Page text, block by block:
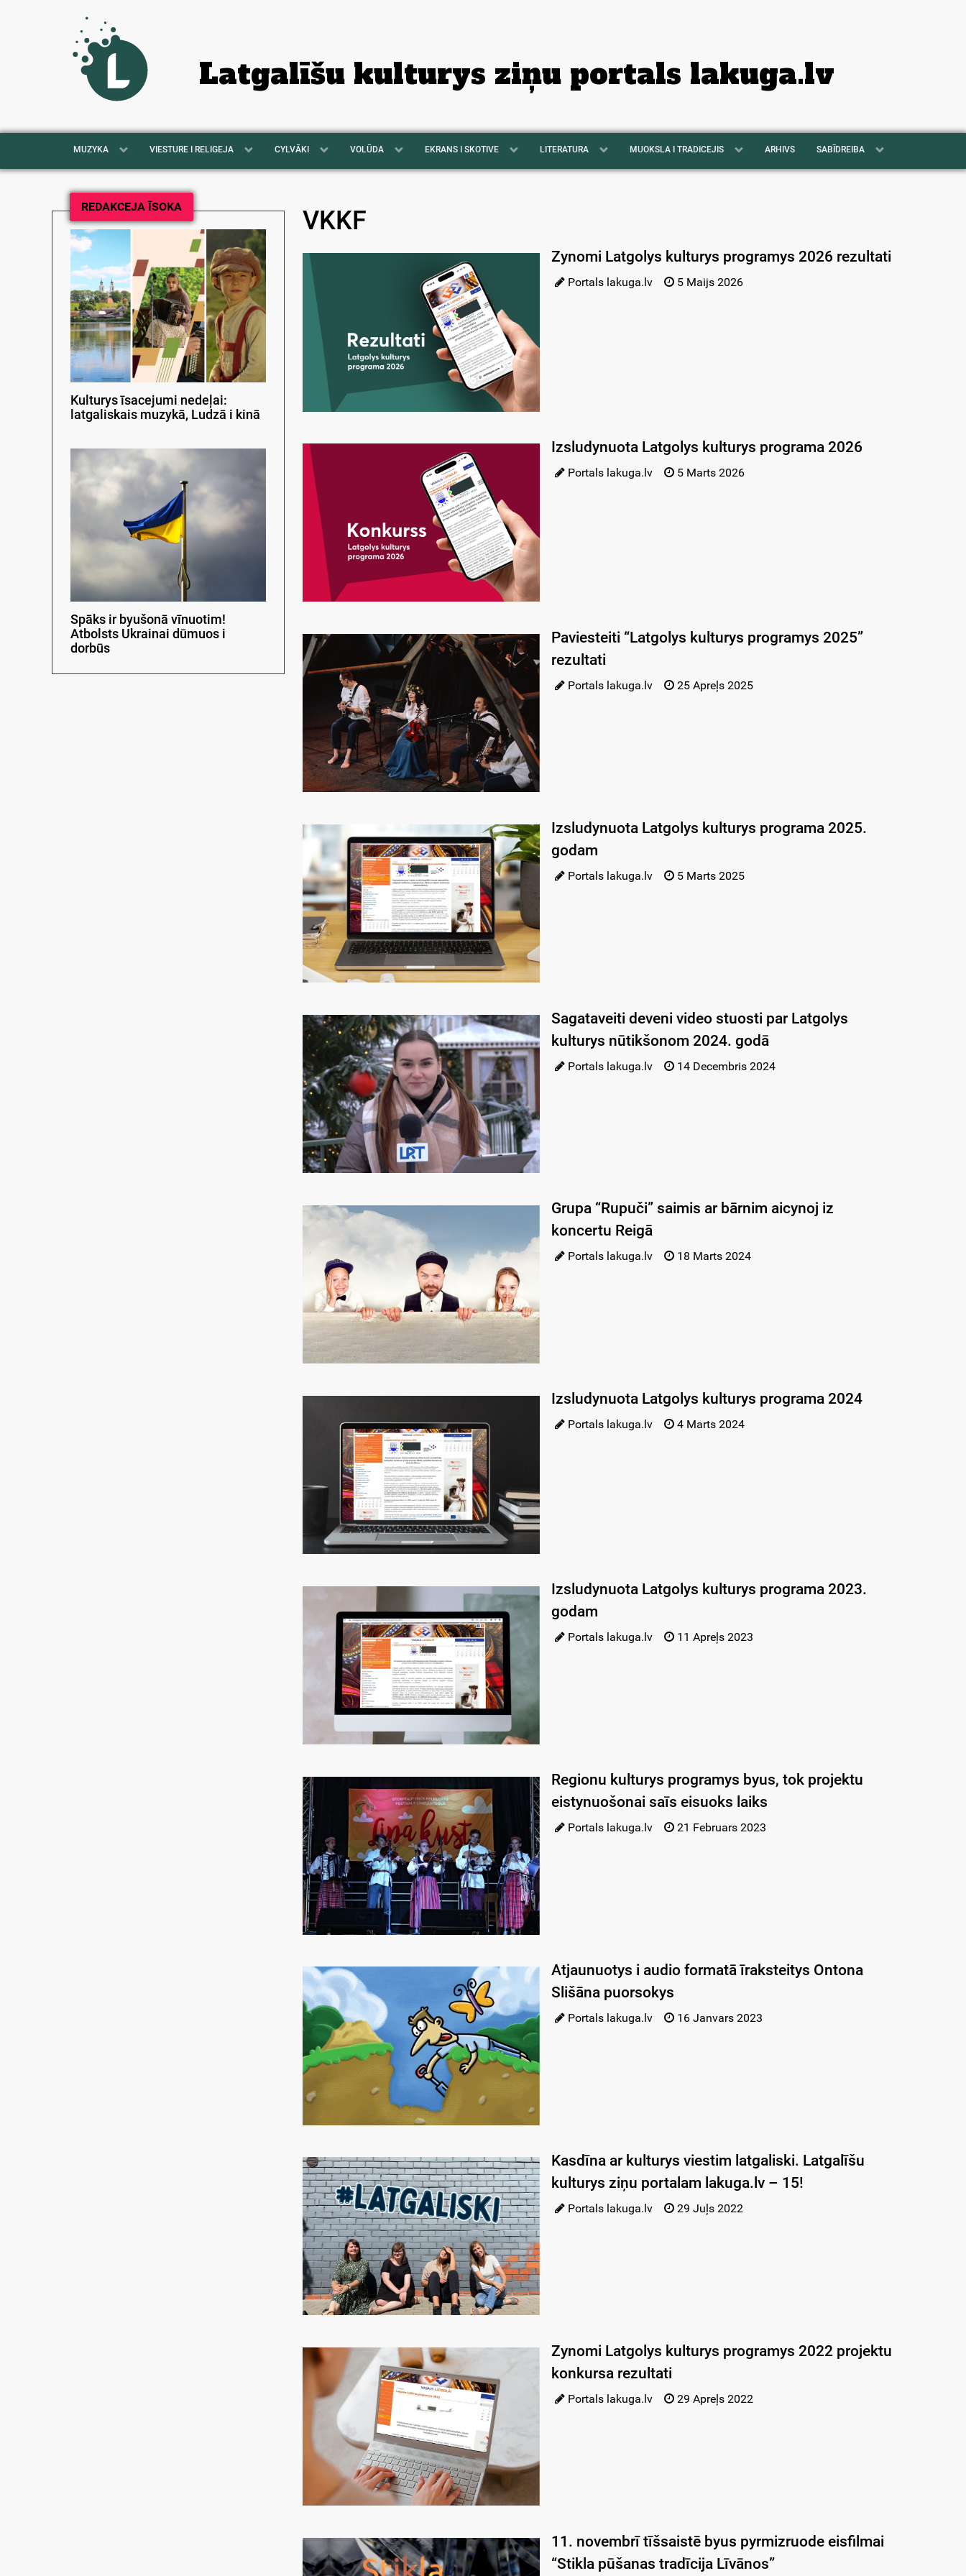
Latgalīšu kulturys ziņu portals lakuga.lv
MUZYKA VIESTURE I RELIGEJA CYLVĀKI VOLŪDA EKRANS I SKOTIVE LITERATURA MUOKSLA I TRADICEJIS ARHIVS SABĪDREIBA
REDAKCEJA ĪSOKA
Kulturys īsacejumi nedeļai:
latgaliskais muzykā, Ludzā i kinā
Spāks ir byušonā vīnuotim!
Atbolsts Ukrainai dūmuos i
dorbūs
VKKF
Zynomi Latgolys kulturys programys 2026 rezultati
Portals lakuga.lv 5 Maijs 2026
Izsludynuota Latgolys kulturys programa 2026
Portals lakuga.lv 5 Marts 2026
Paviesteiti “Latgolys kulturys programys 2025”
rezultati
Portals lakuga.lv 25 Apreļs 2025
Izsludynuota Latgolys kulturys programa 2025.
godam
Portals lakuga.lv 5 Marts 2025
Sagataveiti deveni video stuosti par Latgolys
kulturys nūtikšonom 2024. godā
Portals lakuga.lv 14 Decembris 2024
Grupa “Rupuči” saimis ar bārnim aicynoj iz
koncertu Reigā
Portals lakuga.lv 18 Marts 2024
Izsludynuota Latgolys kulturys programa 2024
Portals lakuga.lv 4 Marts 2024
Izsludynuota Latgolys kulturys programa 2023.
godam
Portals lakuga.lv 11 Apreļs 2023
Regionu kulturys programys byus, tok projektu
eistynuošonai saīs eisuoks laiks
Portals lakuga.lv 21 Februars 2023
Atjaunuotys i audio formatā īraksteitys Ontona
Slišāna puorsokys
Portals lakuga.lv 16 Janvars 2023
Kasdīna ar kulturys viestim latgaliski. Latgalīšu
kulturys ziņu portalam lakuga.lv – 15!
Portals lakuga.lv 29 Juļs 2022
Zynomi Latgolys kulturys programys 2022 projektu
konkursa rezultati
Portals lakuga.lv 29 Apreļs 2022
11. novembrī tīšsaistē byus pyrmizruode eisfilmai
“Stikla pūšanas tradīcija Līvānos”